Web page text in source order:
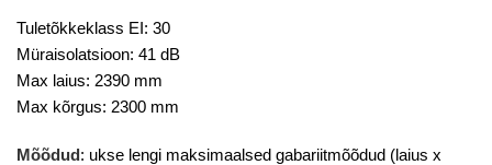
Tuletõkkeklass EI: 30
Müraisolatsioon: 41 dB
Max laius: 2390 mm
Max kõrgus: 2300 mm
Mõõdud: ukse lengi maksimaalsed gabariitmõõdud (laius x